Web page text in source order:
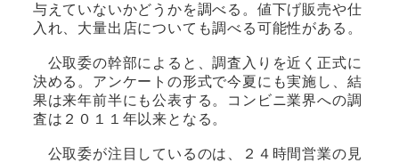
与えていないかどうかを調べる。値下げ販売や仕
入れ、大量出店についても調べる可能性がある。
公取委の幹部によると、調査入りを近く正式に
決める。アンケートの形式で今夏にも実施し、結
果は来年前半にも公表する。コンビニ業界への調
査は２０１１年以来となる。
公取委が注目しているのは、２４時間営業の見